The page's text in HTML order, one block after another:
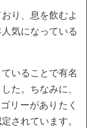
り、息を飲むよ
気になっている
いることで有名
た。ちなみに、
リーがありたく
されています。